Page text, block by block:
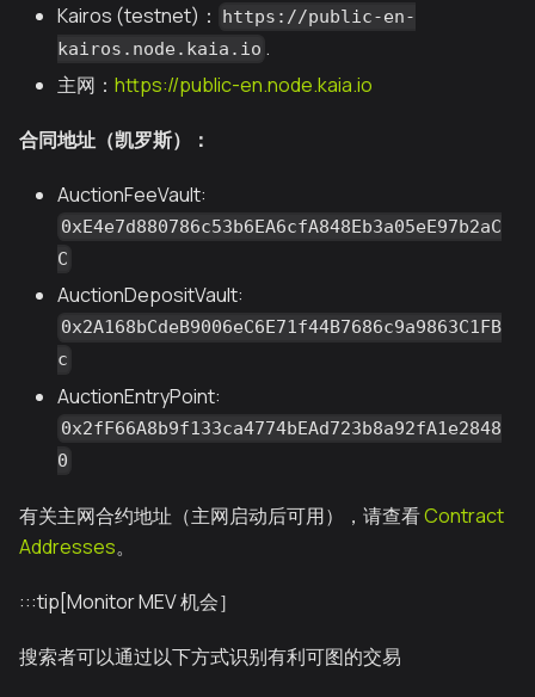
Kairos (testnet)：
https://public-en-
kairos.node.kaia.io .
主网： https://public-en.node.kaia.io
合同地址（凯罗斯）：
AuctionFeeVault:
0xE4e7d880786c53b6EA6cfA848Eb3a05eE97b2aC
C
AuctionDepositVault:
0x2A168bCdeB9006eC6E71f44B7686c9a9863C1FB
c
AuctionEntryPoint:
0x2fF66A8b9f133ca4774bEAd723b8a92fA1e2848
0
有关主网合约地址（主网启动后可用），请查看Contract
Addresses。
:::tip[Monitor MEV 机会］
搜索者可以通过以下方式识别有利可图的交易